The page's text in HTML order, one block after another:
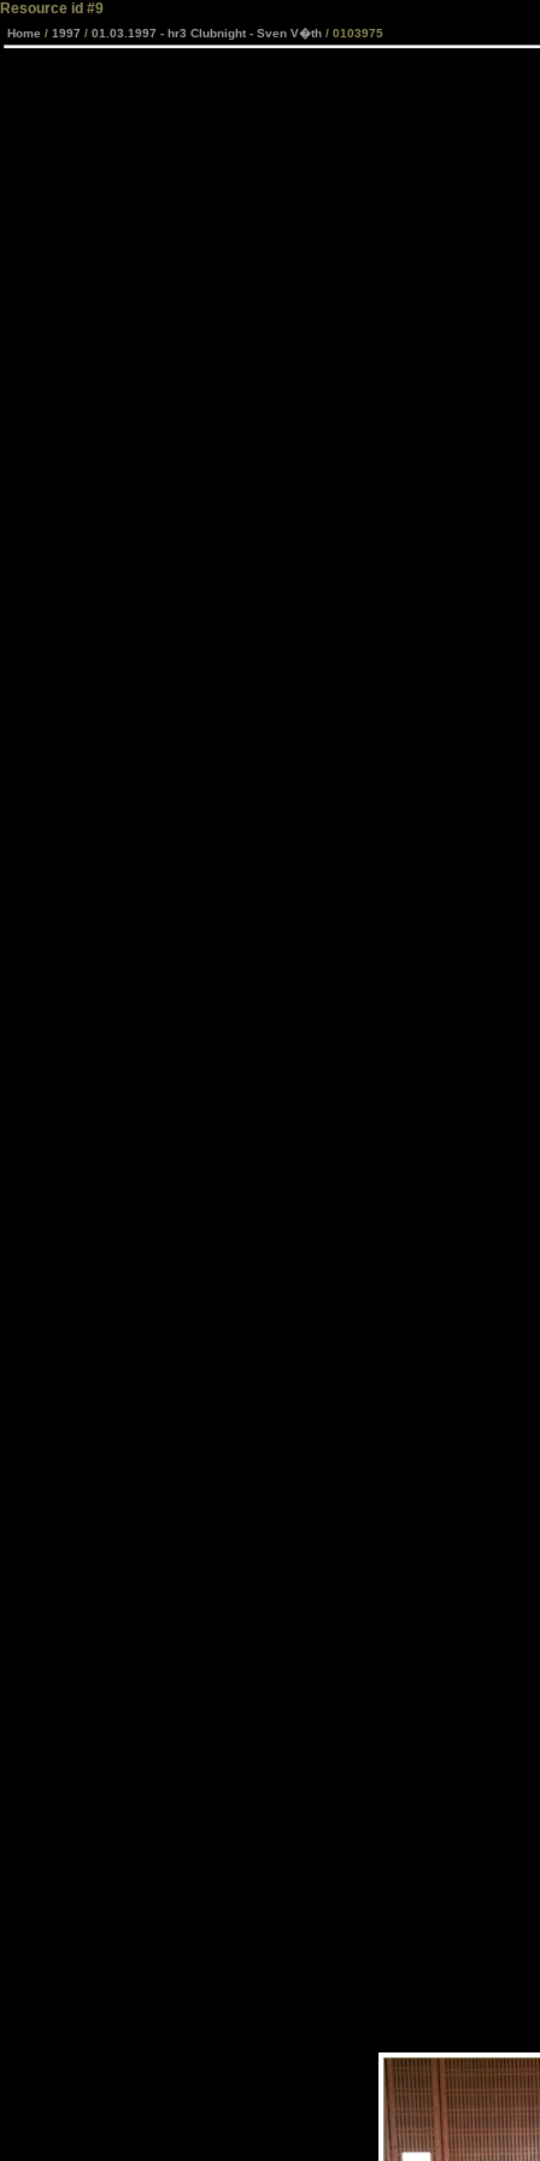
Resource id #9
Home / 1997 / 01.03.1997 - hr3 Clubnight - Sven V�th / 0103975